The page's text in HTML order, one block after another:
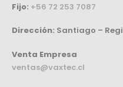
Fijo: +56 72 253 7087
Dirección: Santiago –
Venta Empresa
ventas@vaxtec.cl